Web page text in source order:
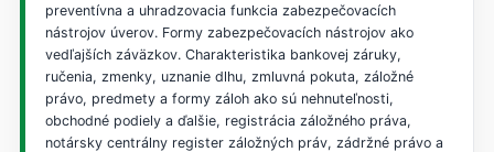
preventívna a uhradzovacia funkcia zabezpečovacích
nástrojov úverov. Formy zabezpečovacích nástrojov ako
vedľajších záväzkov. Charakteristika bankovej záruky,
ručenia, zmenky, uznanie dlhu, zmluvná pokuta, záložné
právo, predmety a formy záloh ako sú nehnuteľnosti,
obchodné podiely a ďalšie, registrácia záložného práva,
notársky centrálny register záložných práv, zádržné právo a